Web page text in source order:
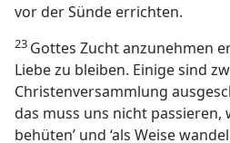
vor der Sünde errichten.
23 Gottes Zucht anzunehmen
Liebe zu bleiben. Einige sind
Christenversammlung
das muss uns nicht passieren,
behüten’ und ‘als Weise